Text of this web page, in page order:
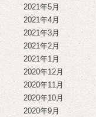
2021年5月
2021年4月
2021年3月
2021年2月
2021年1月
2020年12月
2020年11月
2020年10月
2020年9月